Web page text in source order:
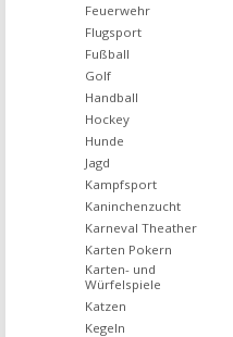
Feuerwehr
Flugsport
Fußball
Golf
Handball
Hockey
Hunde
Jagd
Kampfsport
Kaninchenzucht
Karneval Theather
Karten Pokern
Karten- und
Würfelspiele
Katzen
Kegeln